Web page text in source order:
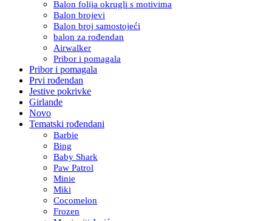
Balon folija okrugli s motivima
Balon brojevi
Balon broj samostojeći
balon za rođendan
Airwalker
Pribor i pomagala
Pribor i pomagala
Prvi rođendan
Jestive pokrivke
Girlande
Novo
Tematski rođendani
Barbie
Bing
Baby Shark
Paw Patrol
Minie
Miki
Cocomelon
Frozen